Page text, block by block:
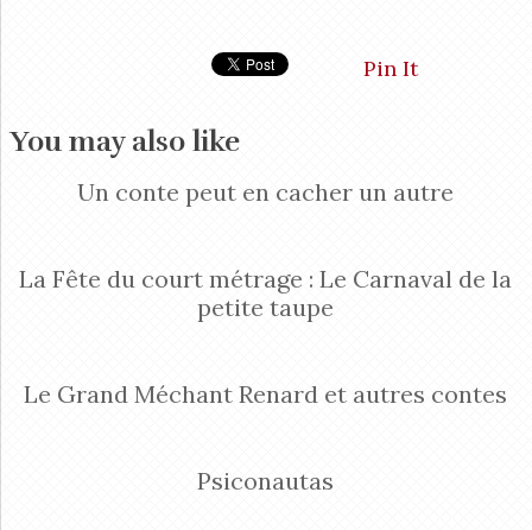
Pin It
You may also like
Un conte peut en cacher un autre
La Fête du court métrage : Le Carnaval de la
petite taupe
Le Grand Méchant Renard et autres contes
Psiconautas